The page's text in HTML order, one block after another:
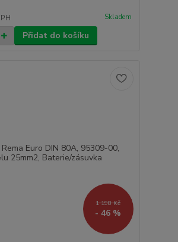
Skladem
Přidat do košíku
1 198 Kč
- 46 %